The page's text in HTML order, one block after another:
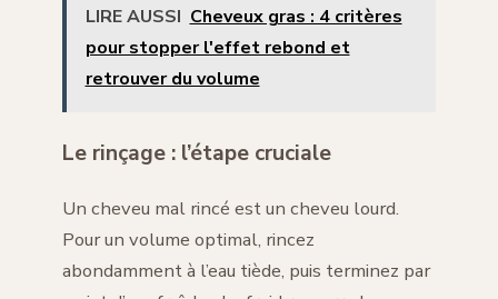
LIRE AUSSI Cheveux gras : 4 critères
pour stopper l'effet rebond et
retrouver du volume
Le rinçage : l’étape cruciale
Un cheveu mal rincé est un cheveu lourd.
Pour un volume optimal, rincez
abondamment à l’eau tiède, puis terminez par